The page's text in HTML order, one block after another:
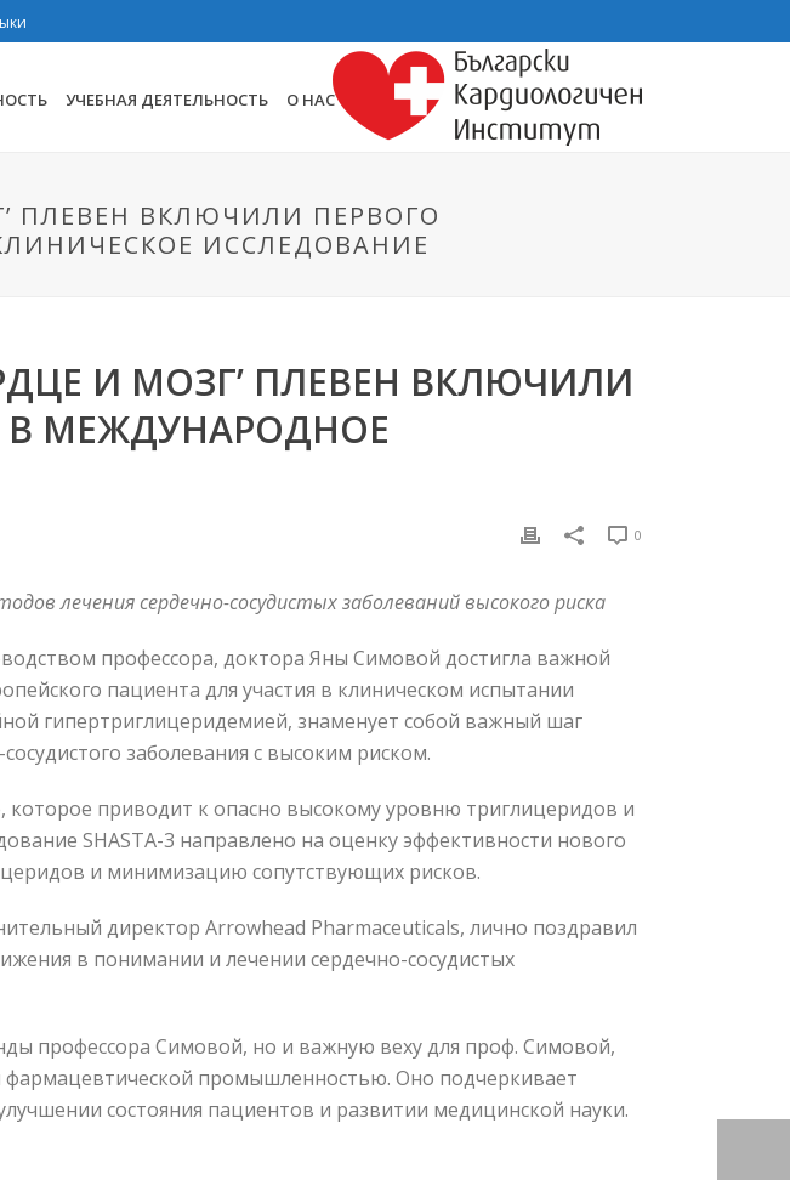
УЧЕБНАЯ ДЕЯТЕЛЬНОСТЬ О НАС
ПЛЕВЕН ВКЛЮЧИЛИ ПЕРВОГО
ИССЛЕДОВАНИЕ
И MОЗГ’ ПЛЕВЕН ВКЛЮЧИЛИ
В МЕЖДУНАРОДНОЕ
0
лечения сердечно-сосудистых заболеваний высокого риска
профессора, доктора Яны Симовой достигла важной
пациента для участия в клиническом испытании
гипертриглицеридемией, знаменует собой важный шаг
заболевания с высоким риском.
которое приводит к опасно высокому уровню триглицеридов и
SHASTA-3 направлено на оценку эффективности нового
и минимизацию сопутствующих рисков.
директор Arrowhead Pharmaceuticals, лично поздравил
в понимании и лечении сердечно-сосудистых
профессора Симовой, но и важную веху для проф. Симовой,
промышленностью. Оно подчеркивает
состояния пациентов и развитии медицинской науки.